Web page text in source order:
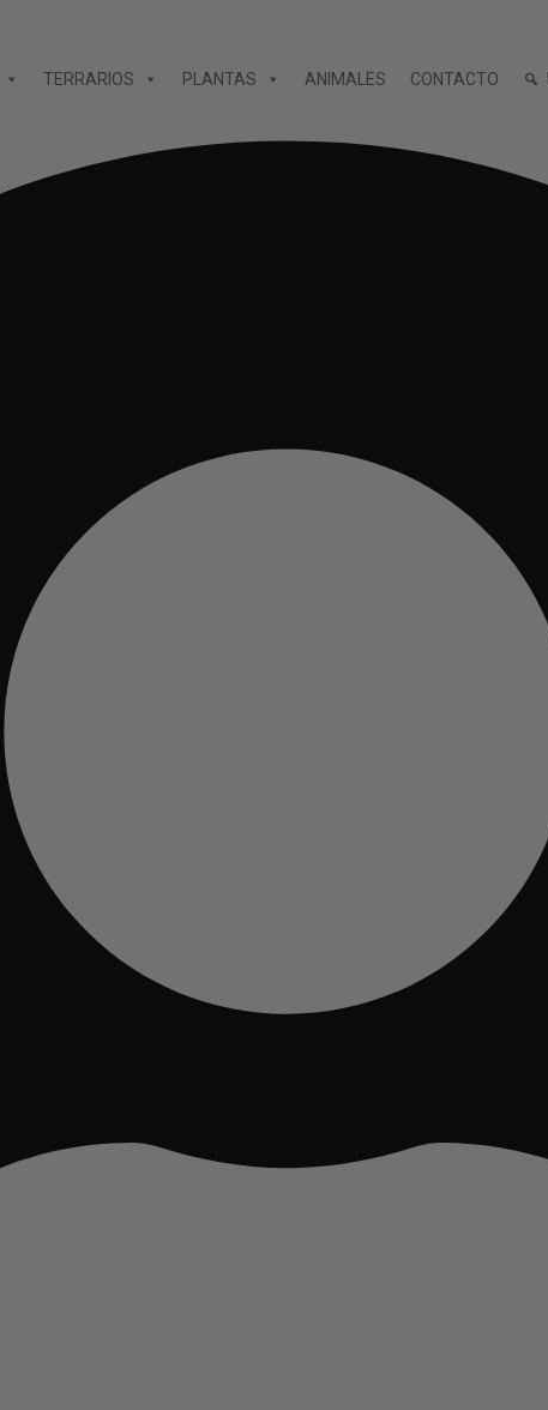
TERRARIOS PLANTAS ANIMALES CONTACTO